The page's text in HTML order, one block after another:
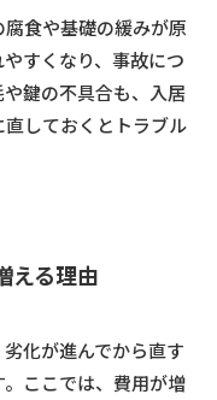
食や基礎の緩みが原
すくなり、事故につ
鍵の不具合も、入居
しておくとトラブル
える理由
化が進んでから直す
ここでは、費用が増